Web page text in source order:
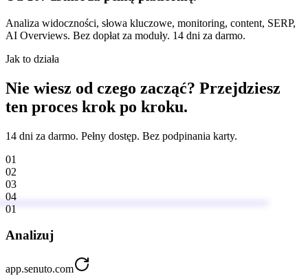
Analiza widoczności, słowa kluczowe, monitoring, content, SERP,
AI Overviews. Bez dopłat za moduły. 14 dni za darmo.
Jak to działa
Nie wiesz od czego zacząć? Przejdziesz
ten proces krok po kroku.
14 dni za darmo. Pełny dostęp. Bez podpinania karty.
01
02
03
04
01
Analizuj
app.senuto.com